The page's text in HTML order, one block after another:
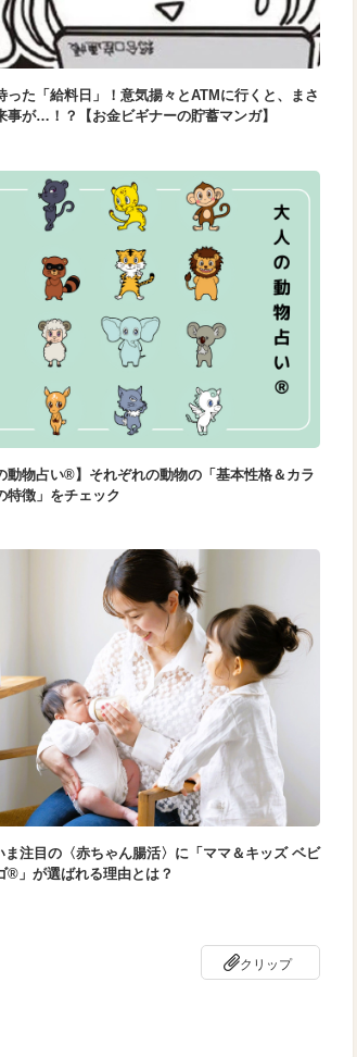
った「給料日」！意気揚々とATMに行くと、まさ
事が…！？【お金ビギナーの貯蓄マンガ】
動物占い®】それぞれの動物の「基本性格＆カラ
特徴」をチェック
ま注目の〈赤ちゃん腸活〉に「ママ＆キッズ ベビ
®」が選ばれる理由とは？
クリップ